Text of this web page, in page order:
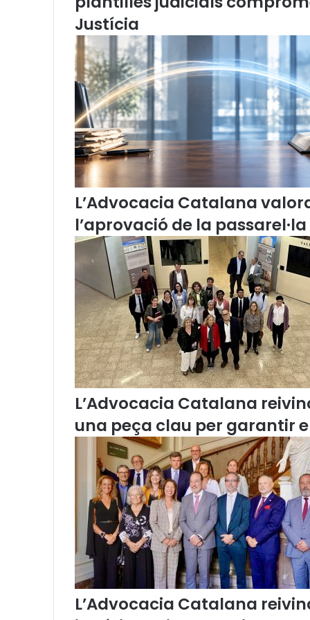
7
-
2
0
1
8
Justícia
L’Advocacia Catalana
l’aprovació de la passarel·la
L’Advocacia Catalana
una peça clau per garantir
L’Advocacia Catalana